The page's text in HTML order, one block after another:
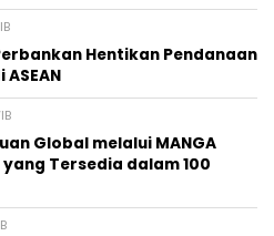
Hentikan Pendanaan
Global melalui MANGA
Tersedia dalam 100